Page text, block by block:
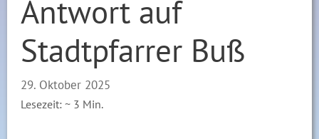
Antwort auf
Stadtpfarrer Buß
29. Oktober 2025
Lesezeit: ~ 3 Min.